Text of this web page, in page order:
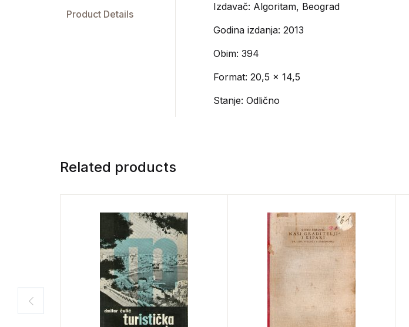
Product Details
Izdavač: Algoritam, Beograd
Godina izdanja: 2013
Obim: 394
Format: 20,5 x 14,5
Stanje: Odlično
Related products